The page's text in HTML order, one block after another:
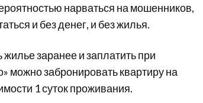
нарваться на мошенников,
и без денег, и без жилья.
заранее и заплатить при
можно забронировать квартиру на
1 суток проживания.